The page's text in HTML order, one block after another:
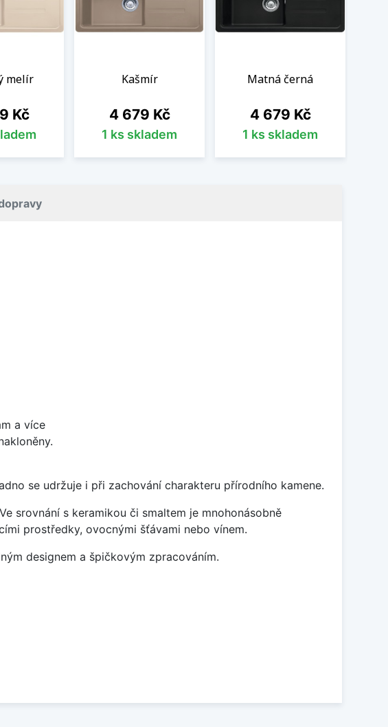
melír
Kč
Kašmír
Cena
4 679 Kč
1 ks skladem
Matná černá
Cena
4 679 Kč
1 ks skladem
a více
se udržuje i při zachování charakteru přírodního kamene.
srovnání s keramikou či smaltem je mnohonásobně
prostředky, ovocnými šťávami nebo vínem.
designem a špičkovým zpracováním.